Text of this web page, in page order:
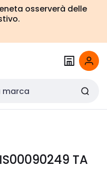
osserverà delle
TA